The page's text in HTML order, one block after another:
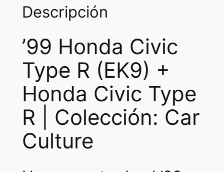
Descripción
’99 Honda Civic
Type R (EK9) +
Honda Civic Type
R | Colección: Car
Culture